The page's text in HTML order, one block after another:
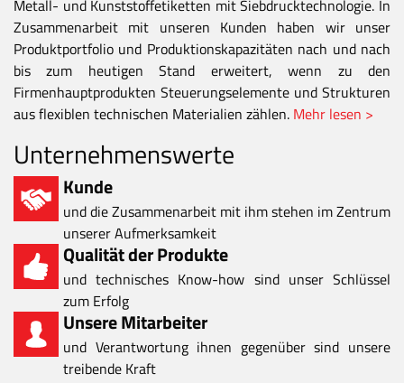
Metall- und Kunststoffetiketten mit Siebdrucktechnologie. In
Zusammenarbeit mit unseren Kunden haben wir unser
Produktportfolio und Produktionskapazitäten nach und nach
bis zum heutigen Stand erweitert, wenn zu den
Firmenhauptprodukten Steuerungselemente und Strukturen
aus flexiblen technischen Materialien zählen. Mehr lesen >
Unternehmenswerte
Kunde
und die Zusammenarbeit mit ihm stehen im Zentrum
unserer Aufmerksamkeit
Qualität der Produkte
und technisches Know-how sind unser Schlüssel
zum Erfolg
Unsere Mitarbeiter
und Verantwortung ihnen gegenüber sind unsere
treibende Kraft